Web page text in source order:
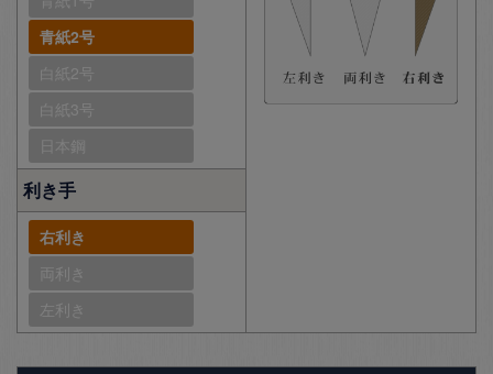
青紙2号
白紙2号
白紙3号
日本鋼
利き手
右利き
両利き
左利き